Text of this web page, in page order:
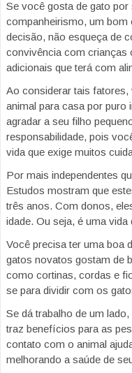
Se você gosta de gato por
companheirismo, um bom
decisão, não esqueça de
convivência com crianças
adicionais que terá com
Ao considerar tais
animal para casa por puro
agradar a seu filho
responsabilidade, pois
vida que exige muitos
Por mais independentes
Estudos mostram que
três anos. Com donos,
idade. Ou seja, é uma
Você precisa ter uma boa
gatos novatos gostam de
como cortinas, cordas e
se para dividir com os
Se dá trabalho de um
traz benefícios para as
contato com o animal
melhorando a saúde de